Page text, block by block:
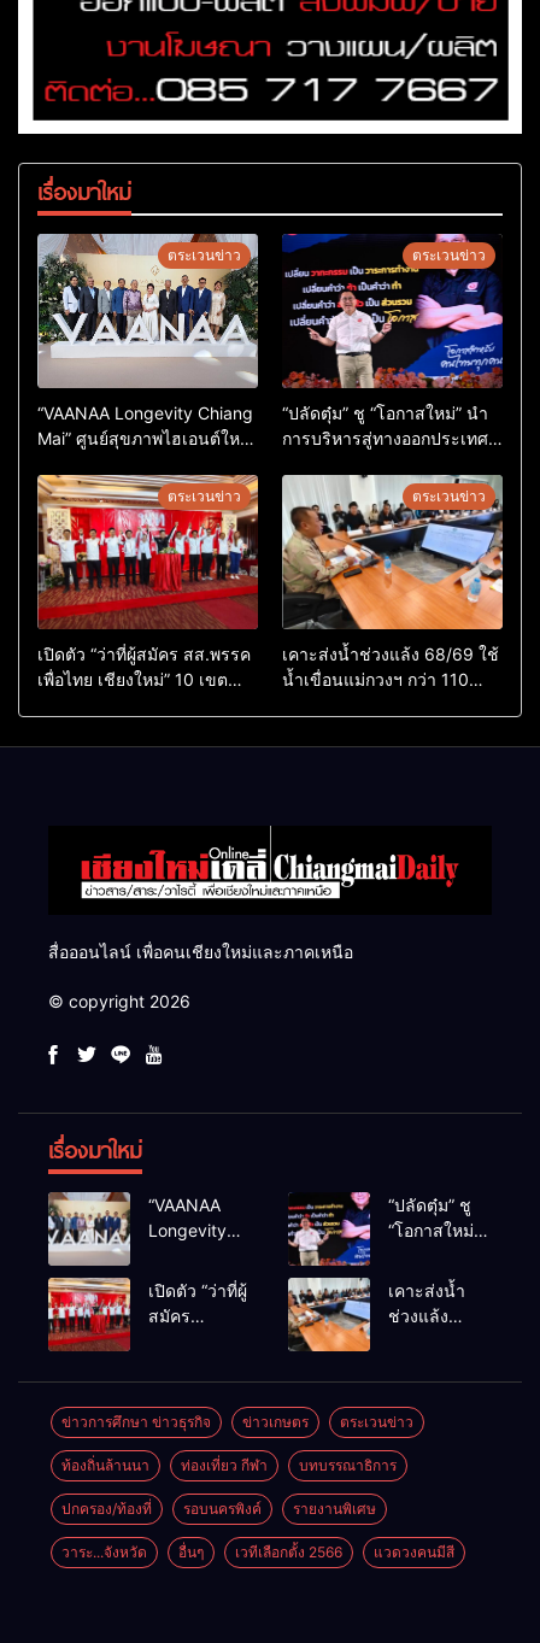
เรื่องมาใหม่
ตระเวนข่าว
“VAANAA Longevity Chiang
Mai” ศูนย์สุขภาพไฮเอนต์ใหญ่
ตระเวนข่าว
“ปลัดตุ๋ม” ชู “โอกาสใหม่” นำ
การบริหารสู่ทางออกประเทศ
ตระเวนข่าว
เปิดตัว “ว่าที่ผู้สมัคร สส.พรรค
เพื่อไทย เชียงใหม่” 10 เขต
ตระเวนข่าว
เคาะส่งน้ำช่วงแล้ง 68/69 ใช้
น้ำเขื่อนแม่กวงฯ กว่า 110
สื่อออนไลน์ เพื่อคนเชียงใหม่และภาคเหนือ
© copyright 2026
เรื่องมาใหม่
“VAANAA
Longevity
ศูนย์สุขภาพ
ไฮเอนต์ใหญ่
“ปลัดตุ๋ม” ชู
“โอกาสใหม่”
สู่ทางออก
ประเทศ ไม่ใช่
เปิดตัว “ว่าที่ผู้
สมัคร
เขตครบ ย้ำจะ
กลับมาทวง
เก้าอี้คืน
เคาะส่งน้ำ
ช่วงแล้ง
ลบ.ม. ให้
เกษตรกว่า 1
แสนไร่
ข่าวการศึกษา ข่าวธุรกิจ ข่าวเกษตร ตระเวนข่าว
ท้องถิ่นล้านนา ท่องเที่ยว กีฬา บทบรรณาธิการ
ปกครอง/ท้องที่ รอบนครพิงค์ รายงานพิเศษ
วาระ...จังหวัด อื่นๆ เวทีเลือกตั้ง 2566 แวดวงคนมีสี